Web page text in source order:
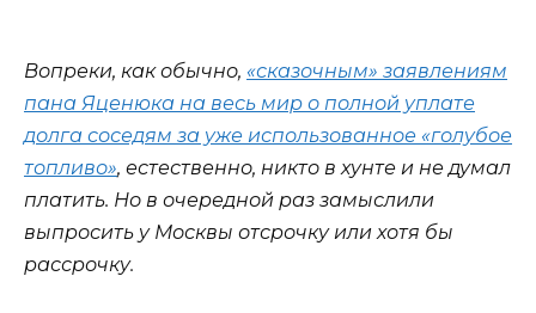
Вопреки, как обычно, «сказочным» заявлениям
пана Яценюка на весь мир о полной уплате
долга соседям за уже использованное «голубое
топливо», естественно, никто в хунте и не думал
платить. Но в очередной раз замыслили
выпросить у Москвы отсрочку или хотя бы
рассрочку.